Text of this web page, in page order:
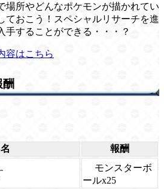
場所やどんなポケモンが描かれてい
ておこう！スペシャルリサーチを進
手することができる・・・？
容はこちら
報酬
モンスターボ
ールx25